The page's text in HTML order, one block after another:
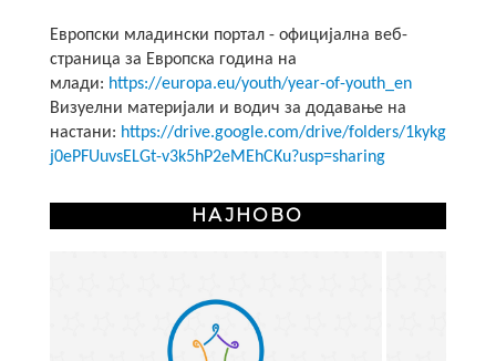
Европски младински портал - официјална веб-
страница за Европска година на
млади: https://europa.eu/youth/year-of-youth_en
Визуелни материјали и водич за додавање на
настани: https://drive.google.com/drive/folders/1kykg
j0ePFUuvsELGt-v3k5hP2eMEhCKu?usp=sharing
НАЈНОВО